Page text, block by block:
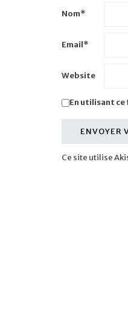
Nom*
Email*
Website
En utilisant
Ce site utilise